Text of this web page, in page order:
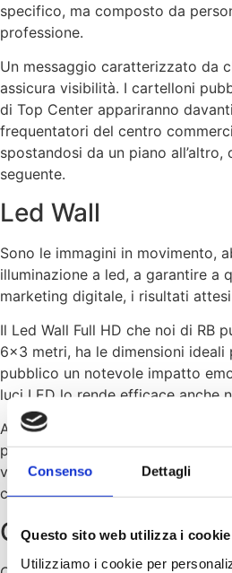
Consenso Dettagli
Questo sito web utilizza i cookie
Utilizziamo i cookie per
specifico, ma composto da
professione.
Un messaggio caratterizzato da
assicura visibilità. I cartelloni
di Top Center appariranno
frequentatori del centro
spostandosi da un piano all’altro,
seguente.
Led Wall
Sono le immagini in movimento,
illuminazione a led, a garantire a
marketing digitale, i risultati
Il Led Wall Full HD che noi di RB
6×3 metri, ha le dimensioni ideali
pubblico un notevole impatto
luci LED lo rende efficace anche
Abbiamo deciso di posizionarlo
più trafficata che porta Bolzano
visibilità del Led Wall è legata
cubitali proposto.
Gestione social